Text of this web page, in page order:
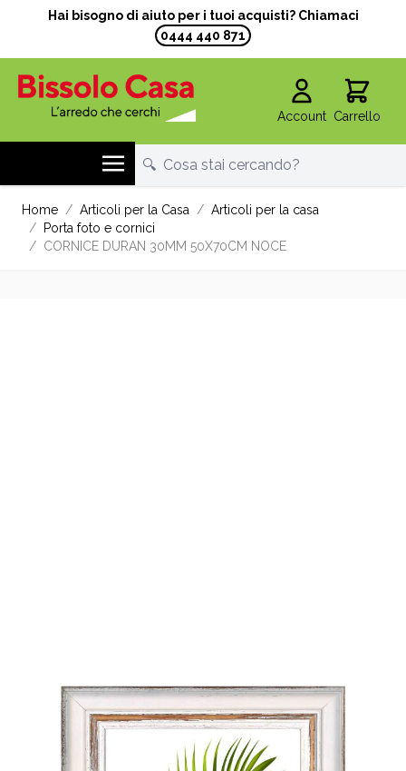
Hai bisogno di aiuto per i tuoi acquisti? Chiamaci
0444 440 871
Account Carrello
Home / Articoli per la Casa / Articoli per la casa
/
Porta foto e cornici
/ CORNICE DURAN 30MM 50X70CM NOCE